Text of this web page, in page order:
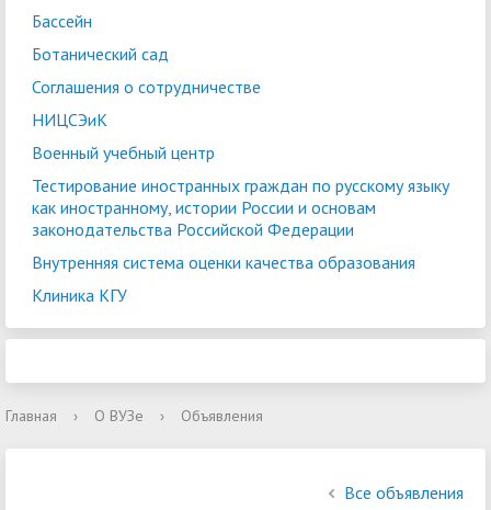
Бассейн
Ботанический сад
Соглашения о сотрудничестве
НИЦСЭиК
Военный учебный центр
Тестирование иностранных граждан по русскому языку
как иностранному, истории России и основам
законодательства Российской Федерации
Внутренняя система оценки качества образования
Клиника КГУ
Главная › О ВУЗе › Объявления
Все объявления